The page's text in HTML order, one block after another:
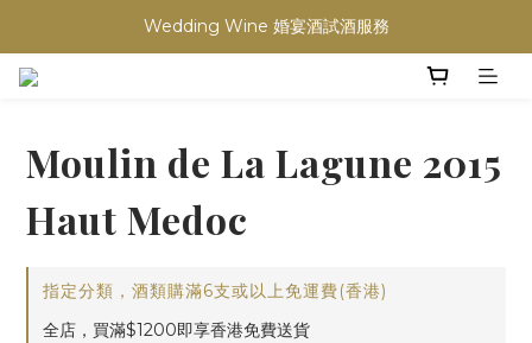
買滿任何酒類 六支 或買滿 $1200 (不限支數) 皆可享免費送貨
Moulin de La Lagune 2015
Haut Medoc
指定分類，酒類購滿6支或以上免運費(香港)
全店，買滿$1200即享香港免費送貨